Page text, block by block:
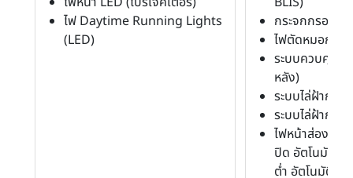
ไฟ Daytime Running Lights
(LED)
กระจกกรองแ
ไฟตัดหมอก (ห
ระบบควบคุมระ
หลัง)
ระบบไล่ฝ้ากระ
ระบบไล่ฝ้ากระ
ไฟหน้าส่องสว่
ปิด อัตโนมัติ พ
ต่ำ อัตโนมัติ)